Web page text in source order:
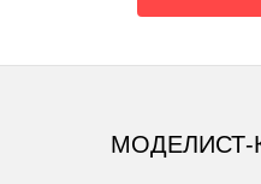
МОДЕЛИСТ-